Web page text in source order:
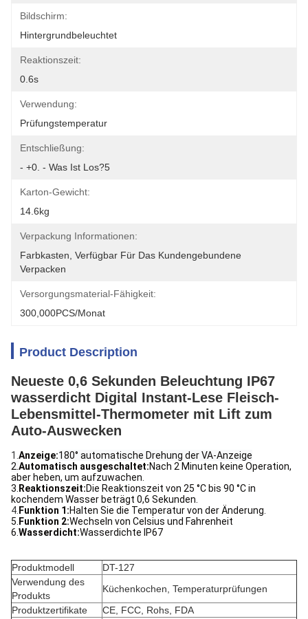
Bildschirm:
Hintergrundbeleuchtet
Reaktionszeit:
0.6s
Verwendung:
Prüfungstemperatur
Entschließung:
- +0. - Was Ist Los?5
Karton-Gewicht:
14.6kg
Verpackung Informationen:
Farbkasten, Verfügbar Für Das Kundengebundene
Verpacken
Versorgungsmaterial-Fähigkeit:
300,000PCS/Monat
Product Description
Neueste 0,6 Sekunden Beleuchtung IP67
wasserdicht Digital Instant-Lese Fleisch-
Lebensmittel-Thermometer mit Lift zum
Auto-Auswecken
1. Anzeige:180° automatische Drehung der VA-Anzeige
2. Automatisch ausgeschaltet:Nach 2 Minuten keine Operation,
aber heben, um aufzuwachen.
3. Reaktionszeit:Die Reaktionszeit von 25 °C bis 90 °C in
kochendem Wasser beträgt 0,6 Sekunden.
4. Funktion 1:Halten Sie die Temperatur von der Änderung.
5. Funktion 2:Wechseln von Celsius und Fahrenheit
6. Wasserdicht:Wasserdichte IP67
Produktmodell
DT-127
Verwendung des
Produkts
Küchenkochen, Temperaturprüfungen
Produktzertifikate
CE, FCC, Rohs, FDA